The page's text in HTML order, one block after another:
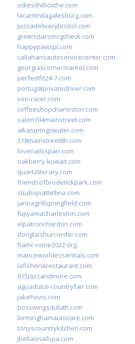
odieschillicothe.com
lacantinitagalesburg.com
pizzadeliverybristol.com
greenstarsmogcheck.com
happypawspl.com
callahansautoservicecenter.com
georgiascornermarket.com
perfectfit24-7.com
portugalprivatedriver.com
von-racer.com
coffeeshopcharleston.com
salon104mainstreet.com
alkaspringswater.com
318mainstreet8h.com
lovenailsspari.com
oakberry-kuwait.com
quartzliterary.com
friendsofbroderickpark.com
studiopiattellina.com
jannagrillspringfield.com
fujiyamacharleston.com
elpatronchardon.com
donglaishun-order.com
fiamc-rome2022.org
mariceworldessentials.com
lafisheriarestaurant.com
915jazzandmore.com
aguadulce-countryfair.com
jakehovis.com
bosswingsduluth.com
birminghamautocare.com
tonyscountrykitchen.com
jbellasnailspa.com